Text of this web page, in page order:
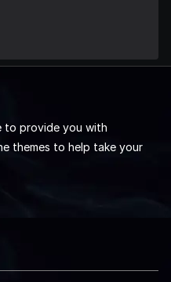
to provide you with
themes to help take your